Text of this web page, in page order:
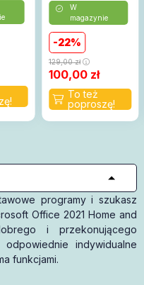
W
magazynie
22
129,00zł
100,00 zł
programy i szukasz
Office 2021 Home and
i przekonującego
indywidualne
funkcjami.